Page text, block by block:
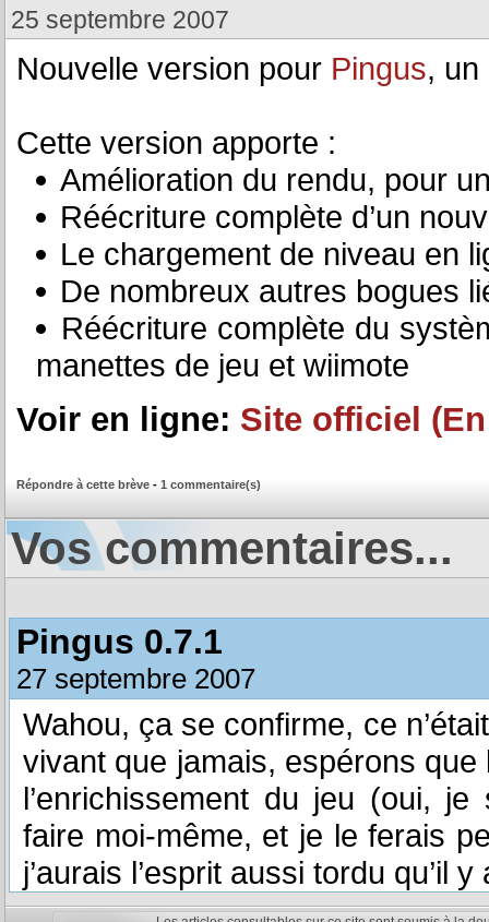
25 septembre 2007
Nouvelle version pour Pingus, un
Cette version apporte :
Amélioration du rendu, pour
Réécriture complète d’un
Le chargement de niveau en
De nombreux autres bogues
Réécriture complète du
manettes de jeu et wiimote
Voir en ligne: Site officiel
Répondre à cette brève - 1 commentaire(s)
Vos commentaires...
Pingus 0.7.1
27 septembre 2007
Wahou, ça se confirme, ce
vivant que jamais, espérons que
l’enrichissement du jeu (oui,
faire moi-même, et je le ferais
j’aurais l’esprit aussi tordu qu’il